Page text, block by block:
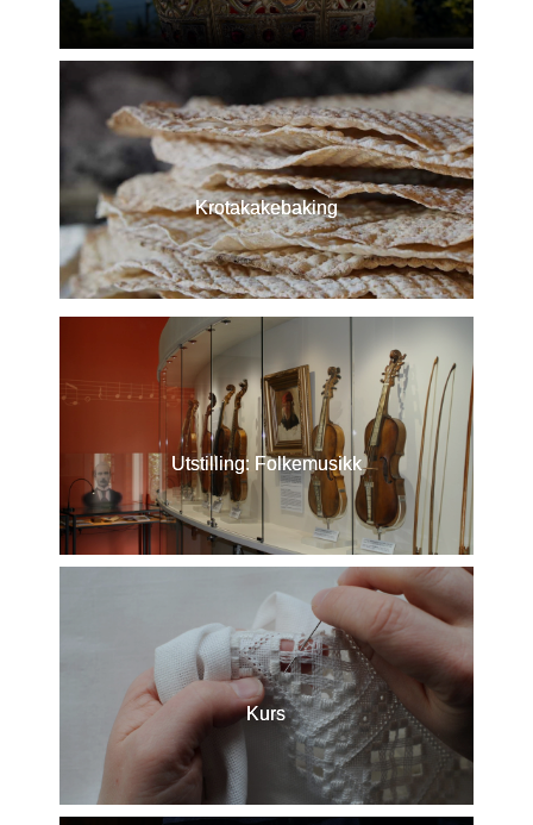
Krotakakebaking
Utstilling: Folkemusikk
Kurs